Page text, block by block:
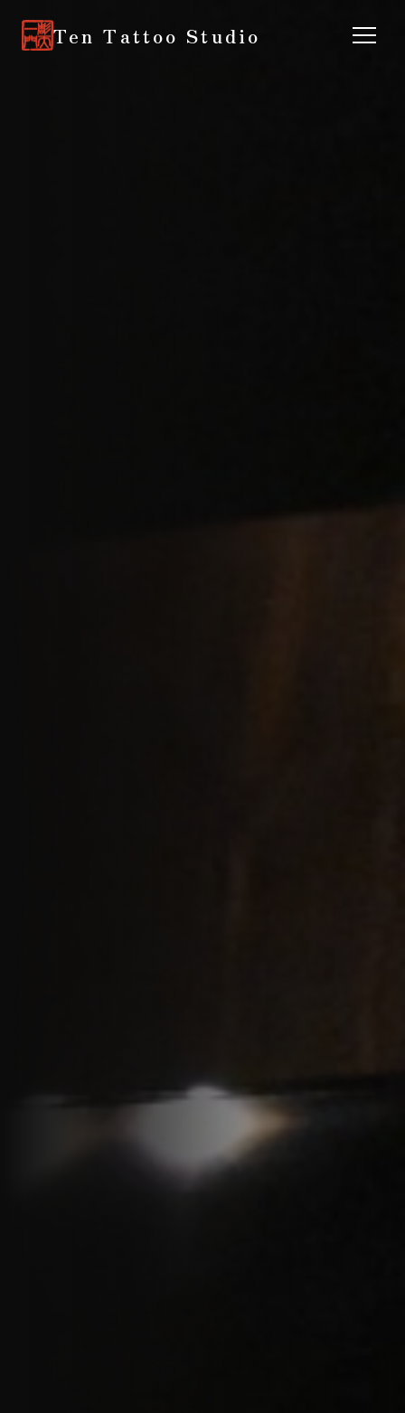
Ten Tattoo Studio